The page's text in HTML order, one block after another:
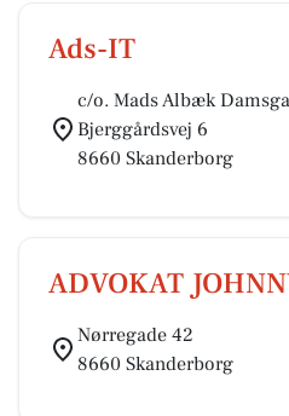
Ads-IT
c/o. Mads Albæk
Bjerggårdsvej 6
8660 Skanderborg
ADVOKAT
Nørregade 42
8660 Skanderborg